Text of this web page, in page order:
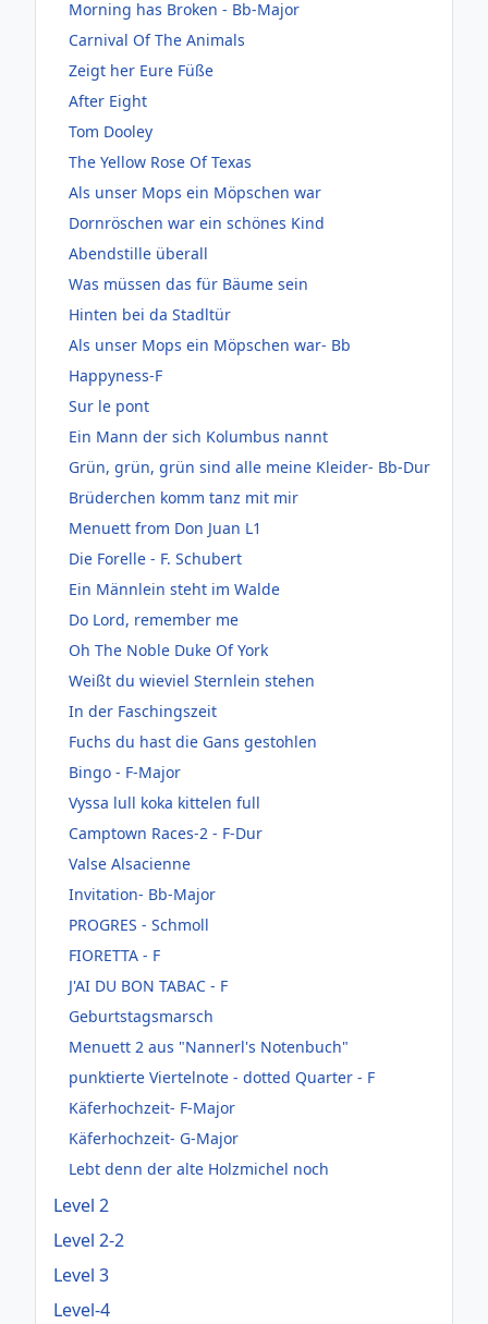
Morning has Broken - Bb-Major
Carnival Of The Animals
Zeigt her Eure Füße
After Eight
Tom Dooley
The Yellow Rose Of Texas
Als unser Mops ein Möpschen war
Dornröschen war ein schönes Kind
Abendstille überall
Was müssen das für Bäume sein
Hinten bei da Stadltür
Als unser Mops ein Möpschen war- Bb
Happyness-F
Sur le pont
Ein Mann der sich Kolumbus nannt
Grün, grün, grün sind alle meine Kleider- Bb-Dur
Brüderchen komm tanz mit mir
Menuett from Don Juan L1
Die Forelle - F. Schubert
Ein Männlein steht im Walde
Do Lord, remember me
Oh The Noble Duke Of York
Weißt du wieviel Sternlein stehen
In der Faschingszeit
Fuchs du hast die Gans gestohlen
Bingo - F-Major
Vyssa lull koka kittelen full
Camptown Races-2 - F-Dur
Valse Alsacienne
Invitation- Bb-Major
PROGRES - Schmoll
FIORETTA - F
J'AI DU BON TABAC - F
Geburtstagsmarsch
Menuett 2 aus "Nannerl's Notenbuch"
punktierte Viertelnote - dotted Quarter - F
Käferhochzeit- F-Major
Käferhochzeit- G-Major
Lebt denn der alte Holzmichel noch
Level 2
Level 2-2
Level 3
Level-4